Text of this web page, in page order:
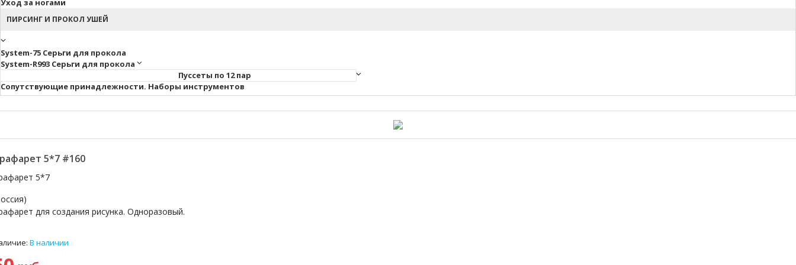
Уход за ногами
ПИРСИНГ И ПРОКОЛ УШЕЙ
System-75 Серьги для прокола
System-R993 Серьги для прокола
Пуссеты по 12 пар
Cопутствующие принадлежности. Наборы инструментов
5*7 #160
5*7
для создания рисунка. Одноразовый.
В наличии